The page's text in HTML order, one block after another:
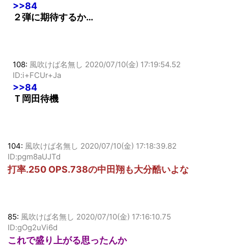
>>84
２弾に期待するか…
108: 風吹けば名無し 2020/07/10(金) 17:19:54.52
ID:i+FCUr+Ja
>>84
Ｔ岡田待機
104: 風吹けば名無し 2020/07/10(金) 17:18:39.82
ID:pgm8aUJTd
打率.250 OPS.738の中田翔も大分酷いよな
85: 風吹けば名無し 2020/07/10(金) 17:16:10.75
ID:gOg2uVi6d
これで盛り上がる思ったんか